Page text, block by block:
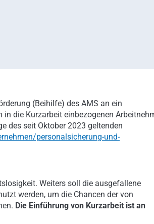
(Beihilfe) des AMS an ein
die Kurzarbeit einbezogenen
des seit Oktober 2023 geltenden
personalsicherung-und-
Weiters soll die ausgefallene
werden, um die Chancen der von
Die Einführung von Kurzarbeit ist an